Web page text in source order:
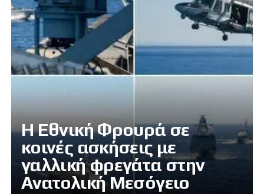
Η Εθνική Φρουρά σε
κοινές ασκήσεις με
γαλλική φρεγάτα στην
Ανατολική Μεσόγειο